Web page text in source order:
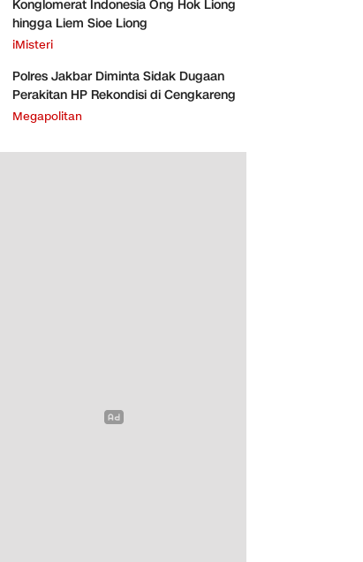
Konglomerat Indonesia Ong Hok Liong
hingga Liem Sioe Liong
iMisteri
Polres Jakbar Diminta Sidak Dugaan
Perakitan HP Rekondisi di Cengkareng
Megapolitan